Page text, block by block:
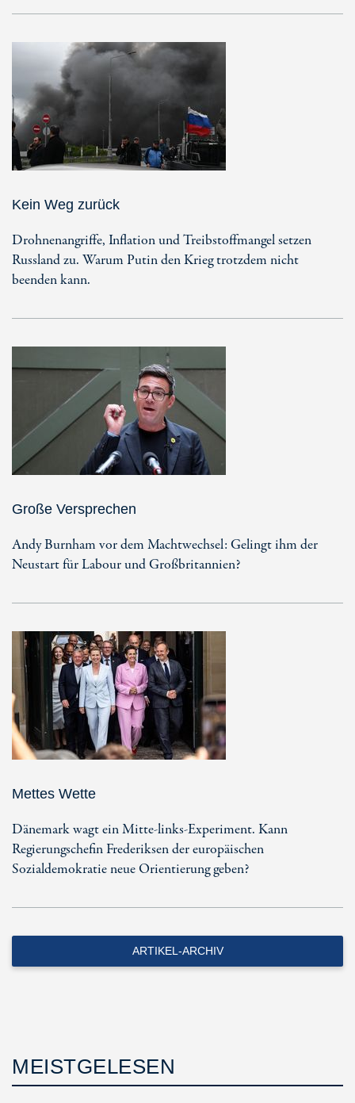
Kein Weg zurück
Drohnenangriffe, Inflation und Treibstoffmangel setzen
Russland zu. Warum Putin den Krieg trotzdem nicht
beenden kann.
Große Versprechen
Andy Burnham vor dem Machtwechsel: Gelingt ihm der
Neustart für Labour und Großbritannien?
Mettes Wette
Dänemark wagt ein Mitte-links-Experiment. Kann
Regierungschefin Frederiksen der europäischen
Sozialdemokratie neue Orientierung geben?
ARTIKEL-ARCHIV
MEISTGELESEN